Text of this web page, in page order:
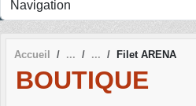
Accueil Filet ARENA
BOUTIQUE